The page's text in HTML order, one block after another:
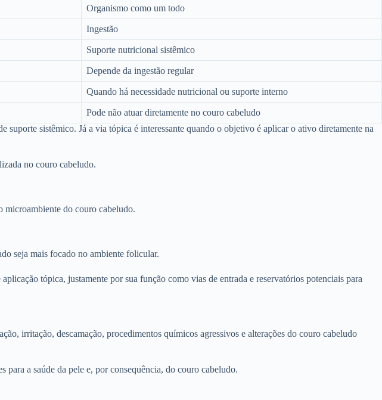
Organismo como um todo
Ingestão
Suporte nutricional sistêmico
Depende da ingestão regular
Quando há necessidade nutricional ou suporte interno
Pode não atuar diretamente no couro cabeludo
sistêmico. Já a via tópica é interessante quando o objetivo é aplicar o ativo diretamente na
no couro cabeludo.
microambiente do couro cabeludo.
seja mais focado no ambiente folicular.
tópica, justamente por sua função como vias de entrada e reservatórios potenciais para
irritação, descamação, procedimentos químicos agressivos e alterações do couro cabeludo
a saúde da pele e, por consequência, do couro cabeludo.